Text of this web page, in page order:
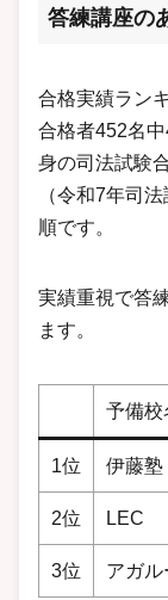
答練講座の
合格実績ラン
合格者452名
身の司法試験
（令和7年司
順です。
実績重視で答
ます。
予備校
1位 伊藤塾
2位 LEC
3位 アガル